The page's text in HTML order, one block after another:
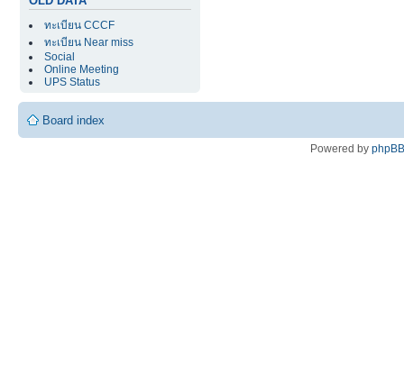
ทะเบียน CCCF
ทะเบียน Near miss
Social
Online Meeting
UPS Status
Board index
Powered by phpBB